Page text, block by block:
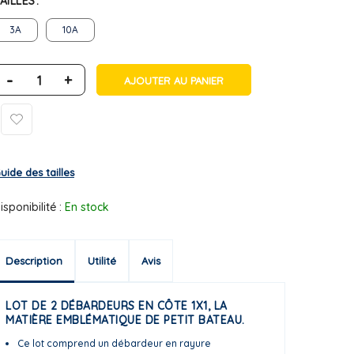
3A 10A
- + AJOUTER AU PANIER
des tailles
: En stock
Description Utilité Avis
LOT DE 2 DÉBARDEURS EN CÔTE 1X1, LA
MATIÈRE EMBLÉMATIQUE DE PETIT BATEAU.
Ce lot comprend un débardeur en rayure